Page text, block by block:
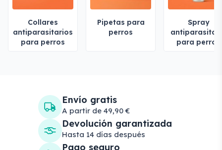
Collares
antiparasitarios
para perros
Pipetas para
perros
Spray
para perros
Envío gratis
A partir de 49,90 €
Devolución garantizada
Hasta 14 días después
Pago seguro